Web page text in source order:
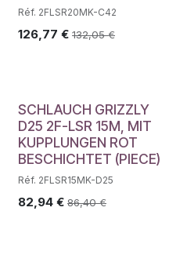
Réf. 2FLSR20MK-C42
126,77 € 132,05€
SCHLAUCH GRIZZLY
D25 2F-LSR 15M, MIT
KUPPLUNGEN ROT
BESCHICHTET (PIECE)
Réf. 2FLSR15MK-D25
82,94 € 86,40€